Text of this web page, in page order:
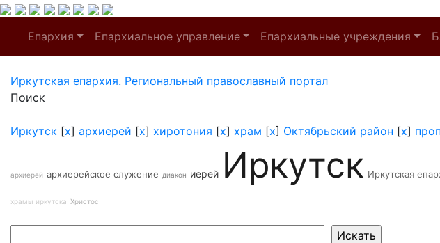
Епархия Епархиальное управление Епархиальные учреждения
Иркутская епархия. Региональный православный портал
Поиск
Иркутск [x] архиерей [x] хиротония [x] храм [x] Октябрьский район [x]
архиерей архиерейское служение диакон иерей Иркутск Иркутская
храмы иркутска Христос